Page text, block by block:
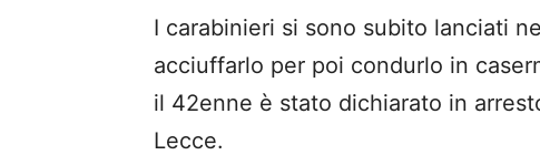
I carabinieri si sono subito lanciati
acciuffarlo per poi condurlo in
il 42enne è stato dichiarato in
Lecce.